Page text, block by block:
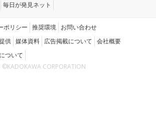
毎日が発見ネット
ポリシー 推奨環境 お問い合わせ
供 媒体資料 広告掲載について 会社概要
ついて
©KADOKAWA CORPORATION